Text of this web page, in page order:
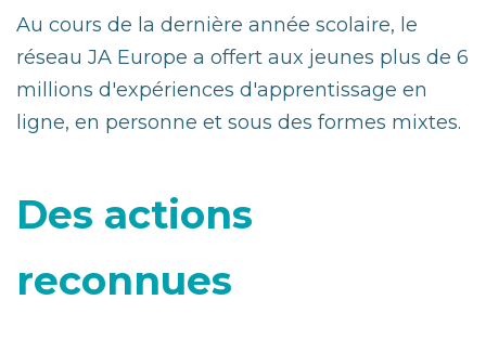
Au cours de la dernière année scolaire, le
réseau JA Europe a offert aux jeunes plus de 6
millions d'expériences d'apprentissage en
ligne, en personne et sous des formes mixtes.
Des actions
reconnues